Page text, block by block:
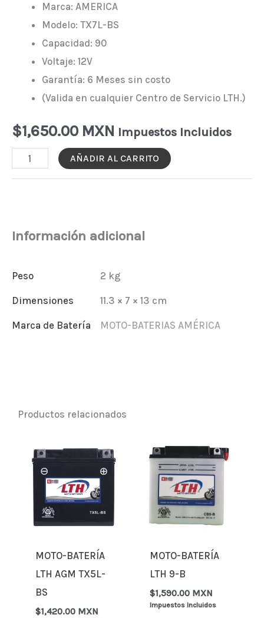
Marca: AMERICA
Modelo: TX7L-BS
Capacidad: 90
Voltaje: 12V
Garantía: 6 Meses sin costo
(Valida en cualquier Centro de Servicio LTH.)
$1,650.00 MXN Impuestos Incluidos
MOTO-
TX7L-
AÑADIR AL CARRITO
Información adicional
Peso 2 kg
Dimensiones 11.3 × 7 × 13 cm
Marca de Batería MOTO-BATERIAS AMÉRICA
Productos relacionados
MOTO-BATERÍA
LTH AGM TX5L-
BS
$1,420.00 MXN
MOTO-BATERÍA
LTH 9-B
$1,590.00 MXN
Impuestos Incluidos